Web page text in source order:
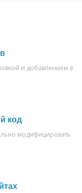
и добавлением в
код
модифицировать